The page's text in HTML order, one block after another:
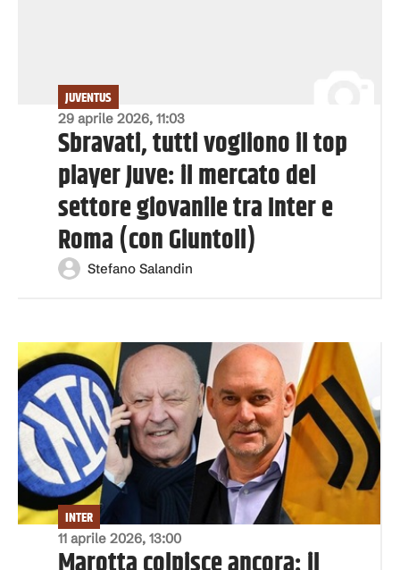
29 aprile 2026, 11:03
JUVENTUS
Sbravati, tutti vogliono il top
player Juve: il mercato del
settore giovanile tra Inter e
Roma (con Giuntoli)
Stefano Salandin
11 aprile 2026, 13:00
INTER